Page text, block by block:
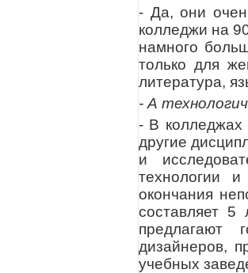
- Да, они
колледжи на
намного
только для
литература,
- А
- В колледжах
другие
и
технологии
окончания
составляет 5
предлагают
дизайнеров,
учебных